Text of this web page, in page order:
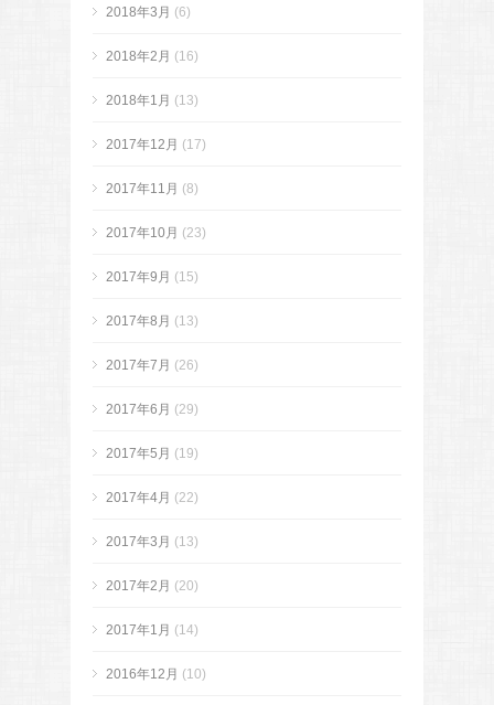
2018年3月 (6)
2018年2月 (16)
2018年1月 (13)
2017年12月 (17)
2017年11月 (8)
2017年10月 (23)
2017年9月 (15)
2017年8月 (13)
2017年7月 (26)
2017年6月 (29)
2017年5月 (19)
2017年4月 (22)
2017年3月 (13)
2017年2月 (20)
2017年1月 (14)
2016年12月 (10)